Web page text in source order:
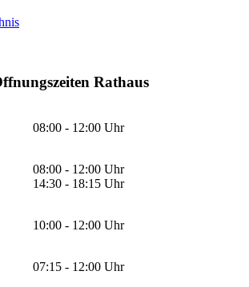
Rathaus
08:00 - 12:00 Uhr
08:00 - 12:00 Uhr
14:30 - 18:15 Uhr
10:00 - 12:00 Uhr
07:15 - 12:00 Uhr